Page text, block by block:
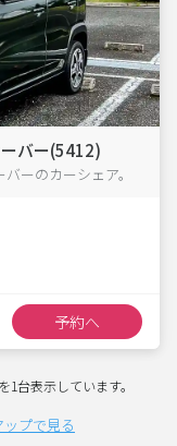
バー(5412)
ーのカーシェア。
予約へ
台表示しています。
プで見る